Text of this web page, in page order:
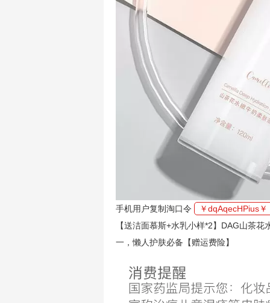
手机用户复制淘口令
￥dqAqecHPius￥
【送洁面慕斯+水乳小样*2】DAG山茶
一，懒人护肤必备【赠运费险】